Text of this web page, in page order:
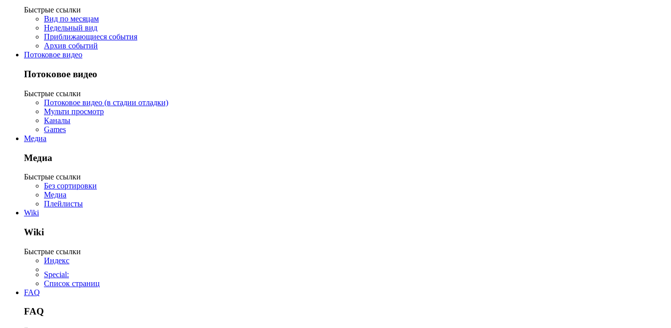
Быстрые ссылки
Вид по месяцам
Недельный вид
Приближающиеся события
Архив событий
Потоковое видео
Потоковое видео
Быстрые ссылки
Потоковое видео (в стадии отладки)
Мульти просмотр
Каналы
Games
Медиа
Медиа
Быстрые ссылки
Без сортировки
Медиа
Плейлисты
Wiki
Wiki
Быстрые ссылки
Индекс
Special:
Список страниц
FAQ
FAQ